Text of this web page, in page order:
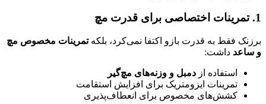
1. تمرینات اختصاصی برای قدرت مچ
برزنک فقط به قدرت بازو اکتفا نمی‌کرد، بلکهتمرینات مخصوص مچ
و ساعد داشت:
استفاده از دمبل و وزنه‌های مچ‌گیر
تمرینات ایزومتریک برای افزایش استقامت
کشش‌های مخصوص برای انعطاف‌پذیری